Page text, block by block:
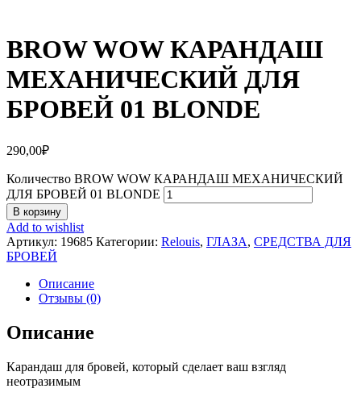
BROW WOW КАРАНДАШ
МЕХАНИЧЕСКИЙ ДЛЯ
БРОВЕЙ 01 BLONDE
290,00₽
Количество BROW WOW КАРАНДАШ МЕХАНИЧЕСКИЙ
ДЛЯ БРОВЕЙ 01 BLONDE
В корзину
Add to wishlist
Артикул: 19685 Категории: Relouis, ГЛАЗА, СРЕДСТВА ДЛЯ
БРОВЕЙ
Описание
Отзывы (0)
Описание
Карандаш для бровей, который сделает ваш взгляд
неотразимым